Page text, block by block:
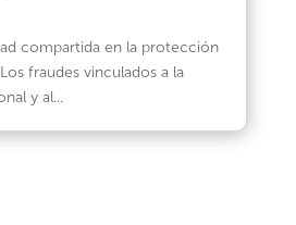
compartida en la protección
fraudes vinculados a la
y al...